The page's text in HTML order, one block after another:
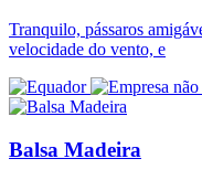
Tranquilo, pássaros
velocidade do vento, e
Balsa Madeira